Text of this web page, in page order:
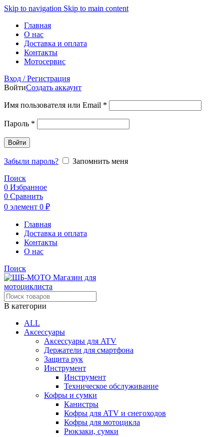
Skip to navigation Skip to main content
Главная
О нас
Доставка и оплата
Контакты
Мотосервис
Вход / Регистрация
ВойтиСоздать аккаунт
Имя пользователя или Email *
Пароль *
Войти
Забыли пароль?
Запомнить меня
Поиск
0 Избранное
0 Сравнить
0 элемент 0 ₽
Главная
Доставка и оплата
Контакты
О нас
Поиск
В категории
ALL
Аксессуары
Аксессуары для ATV
Держатели для смартфона
Защита рук
Инструмент
Инструмент
Техническое обслуживание
Кофры и сумки
Канистры
Кофры для ATV и снегоходов
Кофры для мотоцикла
Рюкзаки, сумки